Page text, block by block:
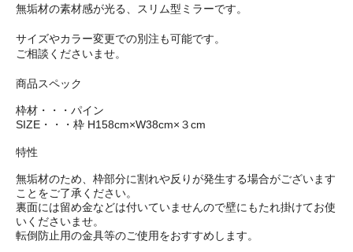
無垢材の素材感が光る、スリム型ミラーです。
サイズやカラー変更での別注も可能です。
ご相談くださいませ。
商品スペック
枠材・・・パイン
SIZE・・・枠 H158cm×W38cm×３cm
特性
無垢材のため、枠部分に割れや反りが発生する場合がございます
ことをご了承ください。
裏面には留め金などは付いていませんので壁にもたれ掛けてお使
いくださいませ。
転倒防止用の金具等のご使用をおすすめします。